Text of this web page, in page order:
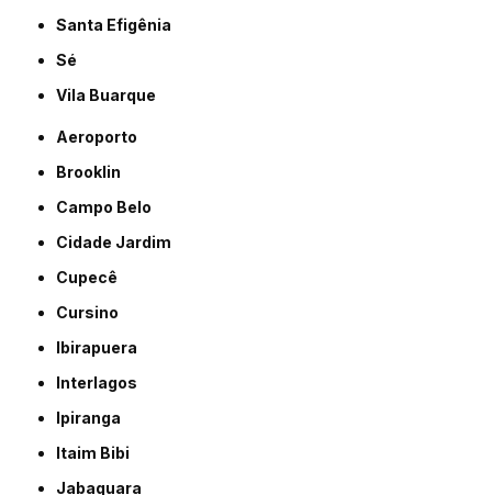
Santa Efigênia
Sé
Vila Buarque
Aeroporto
Brooklin
Campo Belo
Cidade Jardim
Cupecê
Cursino
Ibirapuera
Interlagos
Ipiranga
Itaim Bibi
Jabaquara